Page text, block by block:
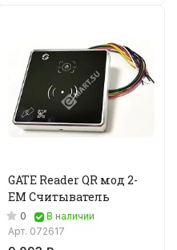
GATE Reader QR мод 2-
EM Считыватель
0
В наличии
Арт. 072617